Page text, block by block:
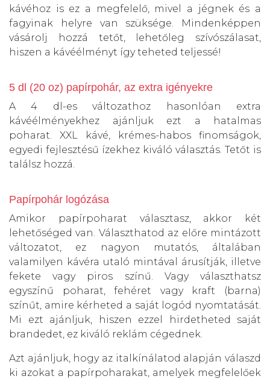
kávéhoz is ez a megfelelő, mivel a jégnek és a
fagyinak helyre van szüksége. Mindenképpen
vásárolj hozzá tetőt, lehetőleg szívószálasat,
hiszen a kávéélményt így teheted teljessé!
5 dl (20 oz) papírpohár, az extra igényekre
A 4 dl-es változathoz hasonlóan extra
kávéélményekhez ajánljuk ezt a hatalmas
poharat. XXL kávé, krémes-habos finomságok,
egyedi fejlesztésű ízekhez kiváló választás. Tetőt is
találsz hozzá.
Papírpohár logózása
Amikor papírpoharat választasz, akkor két
lehetőséged van. Választhatod az előre mintázott
változatot, ez nagyon mutatós, általában
valamilyen kávéra utaló mintával árusítják, illetve
fekete vagy piros színű. Vagy választhatsz
egyszínű poharat, fehéret vagy kraft (barna)
színűt, amire kérheted a saját logód nyomtatását.
Mi ezt ajánljuk, hiszen ezzel hirdetheted saját
brandedet, ez kiváló reklám cégednek.
Azt ajánljuk, hogy az italkínálatod alapján válaszd
ki azokat a papírpoharakat, amelyek megfelelőek